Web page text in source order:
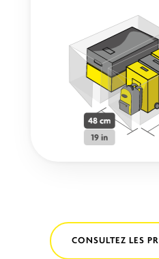
CONSULTEZ LES